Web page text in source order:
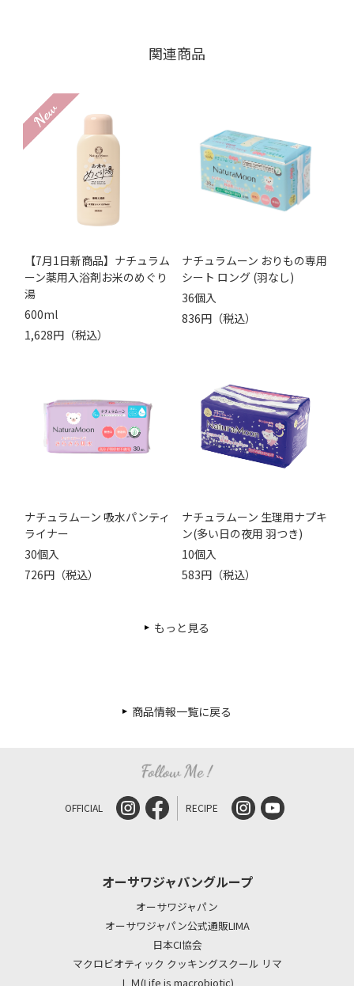
関連商品
【7月1日新商品】ナチュラム
ーン薬用入浴剤お米のめぐり
湯
600ml
1,628円（税込）
ナチュラムーン おりもの専用
シート ロング (羽なし)
36個入
836円（税込）
ナチュラムーン 吸水パンティ
ライナー
30個入
726円（税込）
ナチュラムーン 生理用ナプキ
ン(多い日の夜用 羽つき)
10個入
583円（税込）
もっと見る
商品情報一覧に戻る
OFFICIAL RECIPE
オーサワジャパングループ
オーサワジャパン
オーサワジャパン公式通販LIMA
日本CI協会
マクロビオティック クッキングスクール リマ
ＬＭ(Life is macrobiotic)